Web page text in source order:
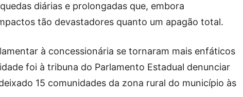
diárias e prolongadas que, embora
tão devastadores quanto um apagão total.
à concessionária se tornaram mais enfáticos
foi à tribuna do Parlamento Estadual denunciar
15 comunidades da zona rural do município às